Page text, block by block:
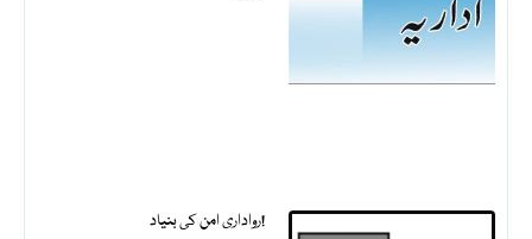
رواداری امن کی بنیاد!